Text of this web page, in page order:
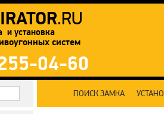
.RU
и установка
систем
04-60
ПОИСК ЗАМКА